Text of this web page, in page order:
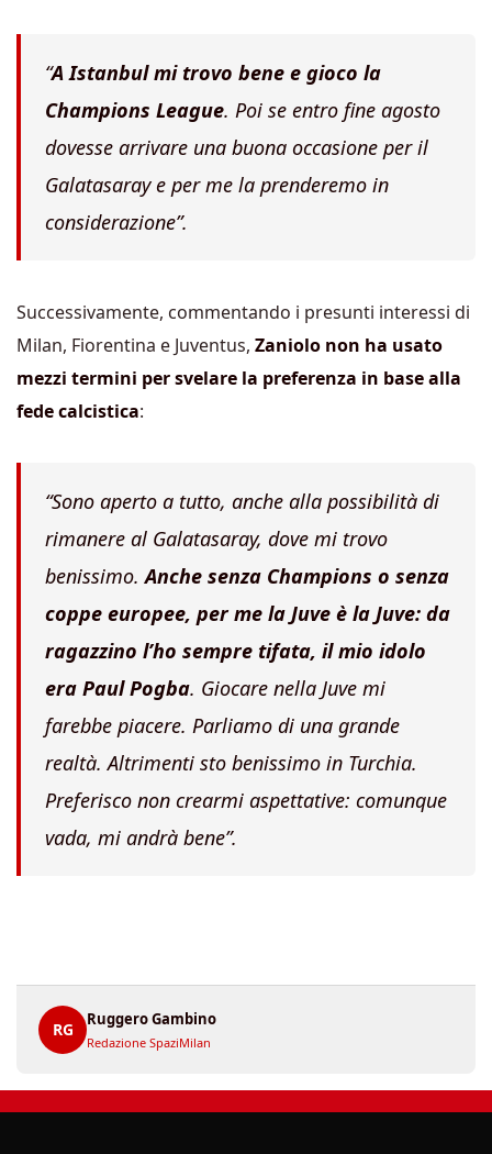
“A Istanbul mi trovo bene e gioco la
Champions League. Poi se entro fine agosto
dovesse arrivare una buona occasione per il
Galatasaray e per me la prenderemo in
considerazione”.
Successivamente, commentando i presunti interessi di
Milan, Fiorentina e Juventus, Zaniolo non ha usato
mezzi termini per svelare la preferenza in base alla
fede calcistica:
“Sono aperto a tutto, anche alla possibilità di
rimanere al Galatasaray, dove mi trovo
benissimo.Anche senza Champions o senza
coppe europee, per me la Juve è la Juve: da
ragazzino l’ho sempre tifata, il mio idolo
era Paul Pogba. Giocare nella Juve mi
farebbe piacere. Parliamo di una grande
realtà. Altrimenti sto benissimo in Turchia.
Preferisco non crearmi aspettative: comunque
vada, mi andrà bene”.
RG
Ruggero Gambino
Redazione SpaziMilan